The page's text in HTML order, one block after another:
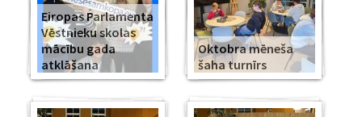
Eiropas Parlamenta
Vēstnieku skolas
mācību gada
atklāšana
Oktobra mēneša
šaha turnīrs